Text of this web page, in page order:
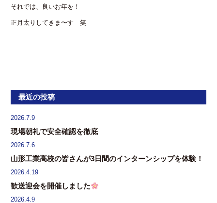
それでは、良いお年を！
正月太りしてきま〜す 笑
最近の投稿
2026.7.9
現場朝礼で安全確認を徹底
2026.7.6
山形工業高校の皆さんが3日間のインターンシップを体験！
2026.4.19
歓送迎会を開催しました
2026.4.9